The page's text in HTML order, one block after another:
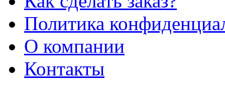
Политика
О компании
Контакты